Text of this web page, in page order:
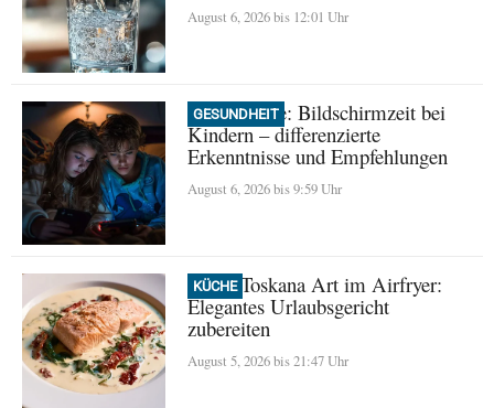
August 6, 2026 bis 12:01 Uhr
GESUNDHEIT
Neue Studie: Bildschirmzeit bei
Kindern – differenzierte
Erkenntnisse und Empfehlungen
August 6, 2026 bis 9:59 Uhr
KÜCHE
Lachs Toskana Art im Airfryer:
Elegantes Urlaubsgericht
zubereiten
August 5, 2026 bis 21:47 Uhr